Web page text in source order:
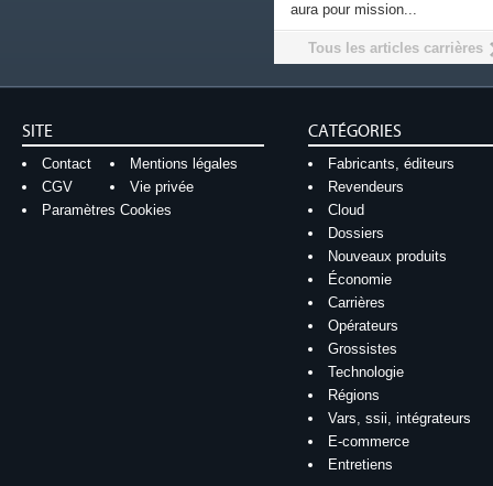
aura pour mission...
Tous les articles carrières
SITE
Contact
Mentions légales
CGV
Vie privée
Paramètres Cookies
CATÉGORIES
Fabricants, éditeurs
Revendeurs
Cloud
Dossiers
Nouveaux produits
Économie
Carrières
Opérateurs
Grossistes
Technologie
Régions
Vars, ssii, intégrateurs
E-commerce
Entretiens